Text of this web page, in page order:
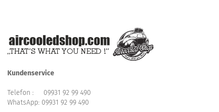
Kundenservice
Telefon : 09931 92 99 490
WhatsApp: 09931 92 99 490